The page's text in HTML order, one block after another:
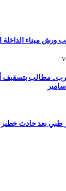
ورش ميناء
مطالب بتسقيف
طبي بعد حادث